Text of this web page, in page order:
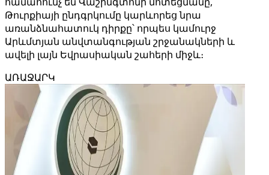
Թուրքիայի ընդգրկումը կարևորեց նրա
առանձնահատուկ դիրքը՝ որպես կամուրջ
Արևմտյան անվտանգության շրջանակների և
ավելի լայն Եվրասիական շահերի միջև։
ԱՌԱՋԱՐԿ